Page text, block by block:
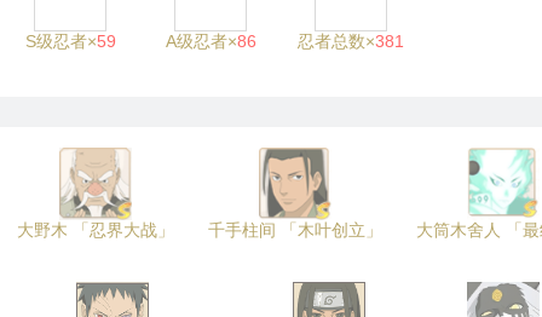
S级忍者×59 A级忍者×86 忍者总数×381
大野木 「忍界大战」 千手柱间 「木叶创立」 大筒木舍人 「